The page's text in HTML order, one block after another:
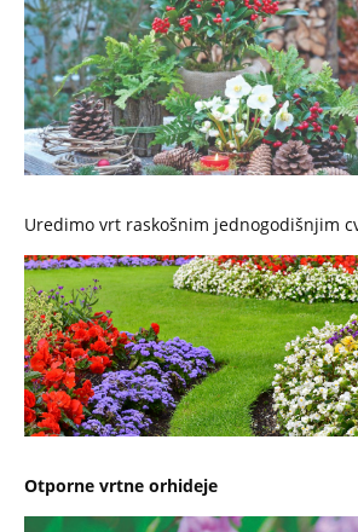
Uredimo vrt raskošnim jednogodišnjim
Otporne vrtne orhideje